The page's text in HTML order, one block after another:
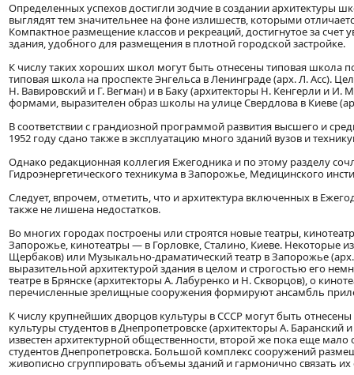
Определенных успехов достигли зодчие в создании архитектуры
выглядят тем значительнее на фоне излишеств, которыми
Компактное размещение классов и рекреаций, достигнутое за
здания, удобного для размещения в плотной городской застройке.
К числу таких хороших школ могут быть отнесены типовая школа
типовая школа на проспекте Энгельса в Ленинграде (арх. Л. Асс).
Н. Вавировский и Г. Вегман) и в Баку (архитекторы Н. Кенгерли и
формами, выразителен образ школы на улице Свердлова в Киеве
В соответствии с грандиозной программой развития высшего и
1952 году сдано также в эксплуатацию много зданий вузов и
Однако редакционная коллегия Ежегодника и по этому разделу
Гидроэнергетического техникума в Запорожье, Медицинского
Следует, впрочем, отметить, что и архитектура включенных в
также не лишена недостатков.
Во многих городах построены или строятся новые театры,
Запорожье, кинотеатры — в Горловке, Сталино, Киеве. Некоторые
Щербаков) или Музыкально-драматический театр в Запорожье
выразительной архитектурой здания в целом и строгостью его
театре в Брянске (архитекторы А. Лабуренко и Н. Скворцов), о
перечисленные зрелищные сооружения формируют ансамбль
К числу крупнейших дворцов культуры в СССР могут быть
культуры студентов в Днепропетровске (архитекторы А.
известен архитектурной общественности, второй же пока еще
студентов Днепропетровска. Большой комплекс сооружений
живописно сгруппировать объемы зданий и гармонично связать